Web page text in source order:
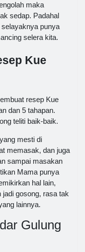
maka
sedap. Padahal
punya
selera kita.
Kue
resep Kue
dan 5 tahapan.
teliti baik-baik.
mesti di
memasak, dan juga
sampai masakan
Mama punya
hal lain,
gosong, rasa tak
lainnya.
Gulung